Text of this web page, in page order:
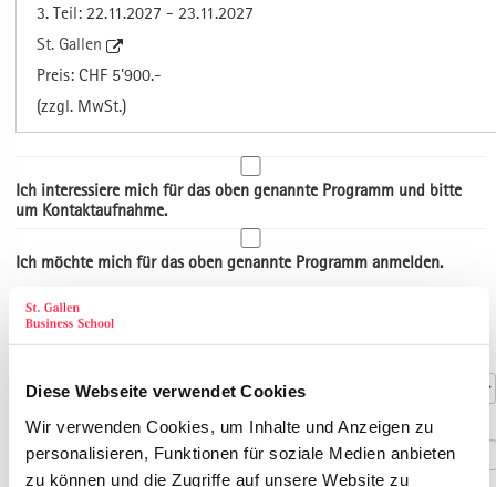
Diese Webseite verwendet Cookies
Wir verwenden Cookies, um Inhalte und Anzeigen zu
personalisieren, Funktionen für soziale Medien anbieten
zu können und die Zugriffe auf unsere Website zu
3. Teil: 22.11.2027 - 23.11.2027
St. Gallen
Preis: CHF 5'900.-
(zzgl. MwSt.)
Ich interessiere mich für das oben genannte Programm und bitte
um Kontaktaufnahme.
Ich möchte mich für das oben genannte Programm anmelden.
Art der Adresse
Kontaktdaten
Titel